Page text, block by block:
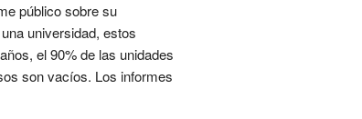
público sobre su
universidad, estos
el 90% de las unidades
son vacíos. Los informes